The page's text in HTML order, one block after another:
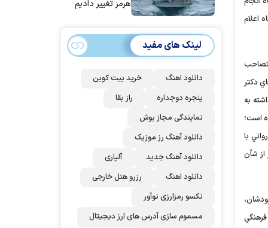
اعلام
راستاي پيگيري تصاحب
دکتر
به
است؛
با
از شأن
هرمز تغییر دادیم
لینک های مفید
دانلود اهنگ
خرید بیت کوین
پنجره دوجداره
راز بقا
نمایندگی مجاز بوش
دانلود آهنگ رز‌ موزیک
دانلود آهنگ جدید
آلپاری
دانلود اهنگ
رزرو هتل خارجی
نکسو رمزارزی نوآور
مسموم سازی آدرس های ارز دیجیتال